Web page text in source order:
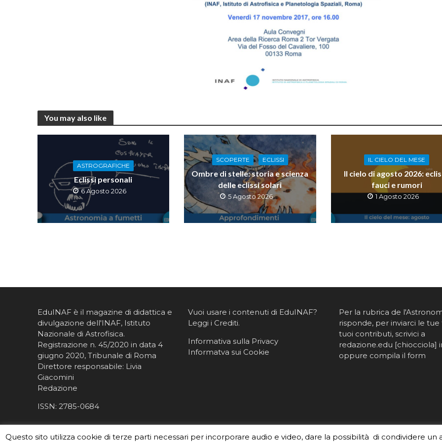
You may also like
ASTROGRAFICHE
Eclissi personali
6 Agosto 2026
SCOPERTE ECLISSI
Ombre di stelle: storia e scienza
delle eclissi solari
5 Agosto 2026
IL CIELO DEL MESE
Il cielo di agosto 2026:
fauci e rumori
1 Agosto 2026
EduINAF è il magazine di didattica e
divulgazione dell'INAF, Istituto
Nazionale di Astrofisica.
Registrazione n. 45/2020 in data 4
giugno 2020, Tribunale di Roma
Direttore responsabile: Livia
Giacomini
Redazione
ISSN: 2785-0684
Vuoi usare i contenuti di EduINAF?
Leggi i Crediti.
Informativa sulla Privacy
Informatva sui Cookie
Per la rubrica de
risponde, per inviarci le tue
tuoi contributi, scrivici a
redazione.edu [chiocciola]
oppure compila il form
Questo sito utilizza cookie di terze parti necessari per incorporare audio e video, dare la possibilità di condividere